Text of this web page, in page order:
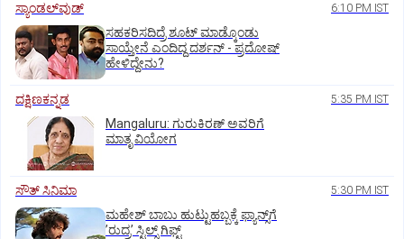
ಸ್ಯಾಂಡಲ್‌ವುಡ್‌ 6:10 PM IST
ಸಹಕರಿಸದಿದ್ರೆ ಶೂಟ್‌ ಮಾಡ್ಕೊಂಡು
ಸಾಯ್ತೇನೆ ಎಂದಿದ್ದ ದರ್ಶನ್‌ - ಪ್ರದೋಷ್‌
ಹೇಳಿದ್ದೇನು?
ದಕ್ಷಿಣಕನ್ನಡ 5:35 PM IST
Mangaluru: ಗುರುಕಿರಣ್ ಅವರಿಗೆ
ಮಾತೃ ವಿಯೋಗ
ಸೌತ್‌ ಸಿನಿಮಾ 5:30 PM IST
ಮಹೇಶ್‌ ಬಾಬು ಹುಟ್ಟುಹಬ್ಬಕ್ಕೆ ಫ್ಯಾನ್ಸ್‌ಗೆ
ʼರುದ್ರʼ ಸ್ಟಿಲ್ಸ್‌ ಗಿಫ್ಟ್